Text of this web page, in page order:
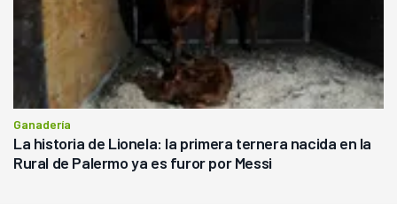
Ganadería
La historia de Lionela: la primera ternera nacida en la
Rural de Palermo ya es furor por Messi